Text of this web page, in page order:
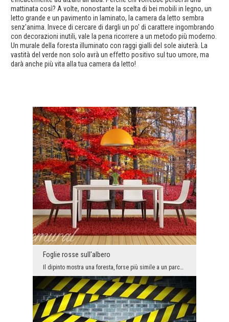
mattinata così? A volte, nonostante la scelta di bei mobili in legno, un
letto grande e un pavimento in laminato, la camera da letto sembra
senz'anima. Invece di cercare di dargli un po' di carattere ingombrando
con decorazioni inutili, vale la pena ricorrere a un metodo più moderno.
Un murale della foresta illuminato con raggi gialli del sole aiuterà. La
vastità del verde non solo avrà un effetto positivo sul tuo umore, ma
darà anche più vita alla tua camera da letto!
Foglie rosse sull'albero